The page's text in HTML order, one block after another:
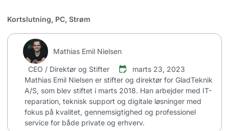
Kortslutning, PC, Strøm
Mathias Emil Nielsen
CEO / Direktør og Stifter
marts 23, 2023
Mathias Emil Nielsen er stifter og direktør for GladTeknik
A/S, som blev stiftet i marts 2018. Han arbejder med IT-
reparation, teknisk support og digitale løsninger med
fokus på kvalitet, gennemsigtighed og professionel
service for både private og erhverv.